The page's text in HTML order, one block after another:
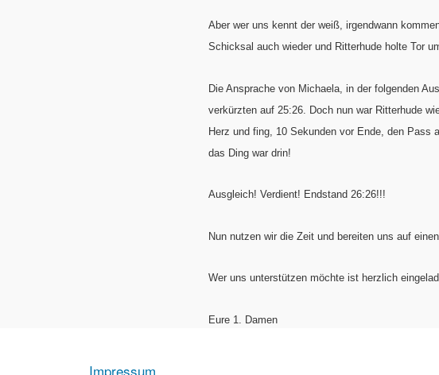
Aber wer uns kennt der weiß, irgendwann
Schicksal auch wieder und Ritterhude holte Tor
Die Ansprache von Michaela, in der folgenden
verkürzten auf 25:26. Doch nun war Ritterhude
Herz und fing, 10 Sekunden vor Ende, den
das Ding war drin!
Ausgleich! Verdient! Endstand 26:26!!!
Nun nutzen wir die Zeit und bereiten uns auf
Wer uns unterstützen möchte ist herzlich
Eure 1. Damen
Impressum